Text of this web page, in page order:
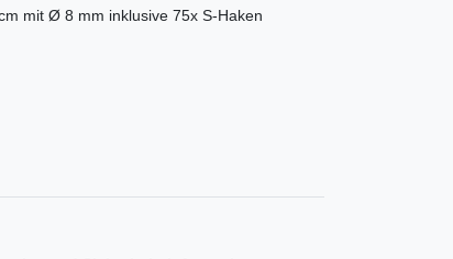
mit Ø 8 mm inklusive 75x S-Haken